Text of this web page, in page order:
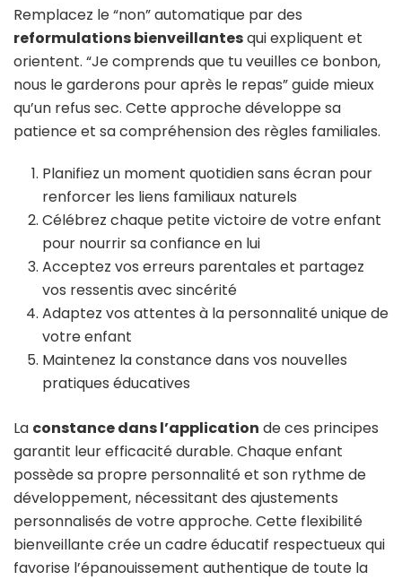
Remplacez le “non” automatique par des
reformulations bienveillantesqui expliquent et
orientent. “Je comprends que tu veuilles ce bonbon,
nous le garderons pour après le repas” guide mieux
qu’un refus sec. Cette approche développe sa
patience et sa compréhension des règles familiales.
Planifiez un moment quotidien sans écran pour
renforcer les liens familiaux naturels
Célébrez chaque petite victoire de votre enfant
pour nourrir sa confiance en lui
Acceptez vos erreurs parentales et partagez
vos ressentis avec sincérité
Adaptez vos attentes à la personnalité unique de
votre enfant
Maintenez la constance dans vos nouvelles
pratiques éducatives
La constance dans l’application de ces principes
garantit leur efficacité durable. Chaque enfant
possède sa propre personnalité et son rythme de
développement, nécessitant des ajustements
personnalisés de votre approche. Cette flexibilité
bienveillante crée un cadre éducatif respectueux qui
favorise l’épanouissement authentique de toute la